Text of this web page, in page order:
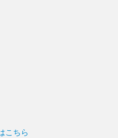
こちら